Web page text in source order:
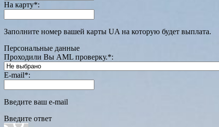
На карту*:
Заполните номер вашей карты UA на которую будет выплата.
Персональные данные
Проходили Вы AML проверку.*:
E-mail*:
Введите ваш e-mail
Введите ответ